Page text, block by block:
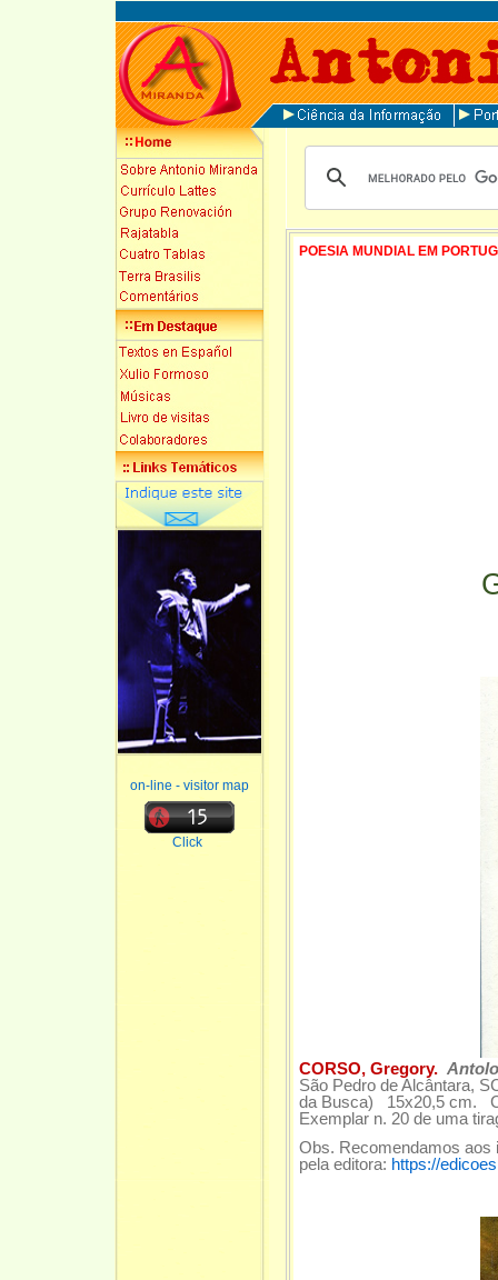
on-line - visitor map
Click
POESIA MUNDIAL EM
CORSO, Gregory.
São Pedro de Alcântara,
da Busca) 15x20,5 cm.
Exemplar n. 20 de uma
Obs. Recomendamos aos
pela editora: https://